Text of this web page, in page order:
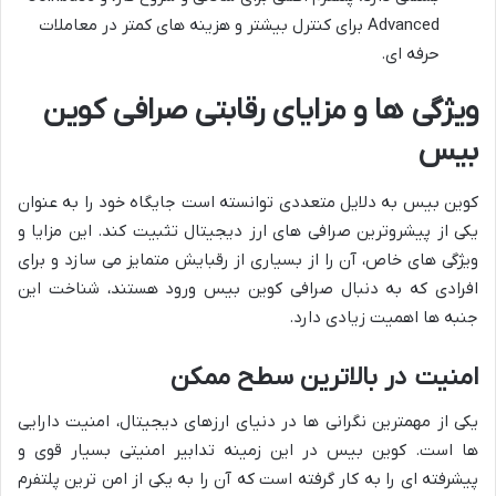
Advanced برای کنترل بیشتر و هزینه های کمتر در معاملات
حرفه ای.
ویژگی ها و مزایای رقابتی صرافی کوین
بیس
کوین بیس به دلایل متعددی توانسته است جایگاه خود را به عنوان
یکی از پیشروترین صرافی های ارز دیجیتال تثبیت کند. این مزایا و
ویژگی های خاص، آن را از بسیاری از رقبایش متمایز می سازد و برای
افرادی که به دنبال صرافی کوین بیس ورود هستند، شناخت این
جنبه ها اهمیت زیادی دارد.
امنیت در بالاترین سطح ممکن
یکی از مهمترین نگرانی ها در دنیای ارزهای دیجیتال، امنیت دارایی
ها است. کوین بیس در این زمینه تدابیر امنیتی بسیار قوی و
پیشرفته ای را به کار گرفته است که آن را به یکی از امن ترین پلتفرم